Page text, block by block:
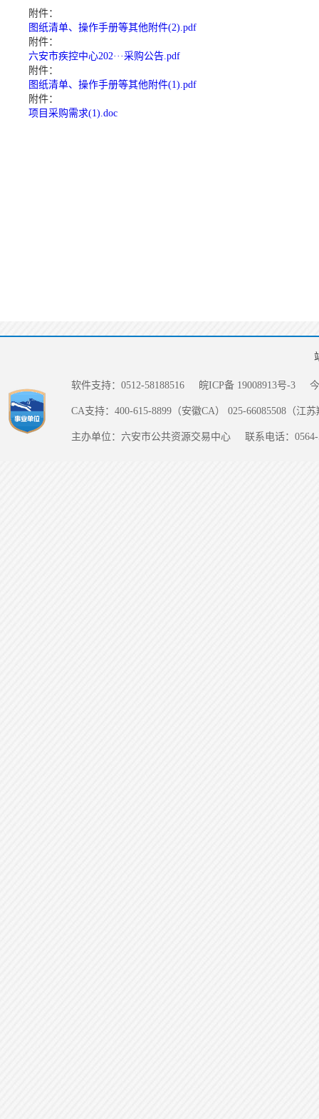
附件：
图纸清单、操作手册等其他附件(2).pdf
附件：
六安市疾控中心202···采购公告.pdf
附件：
图纸清单、操作手册等其他附件(1).pdf
附件：
项目采购需求(1).doc
软件支持：0512-58188516 皖ICP备 19008913号-3
CA支持：400-615-8899（安徽CA） 025-66085508（江
主办单位：六安市公共资源交易中心 联系电话：0564-